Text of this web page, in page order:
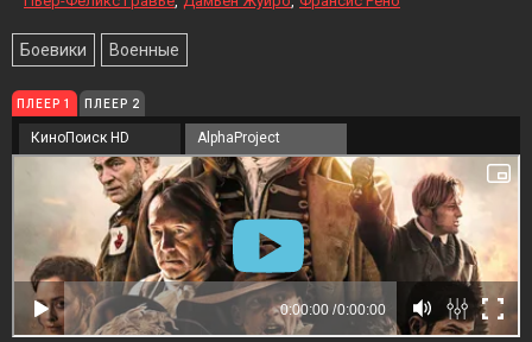
Боевики Военные
ПЛЕЕР 1 ПЛЕЕР 2
КиноПоиск HD AlphaProject